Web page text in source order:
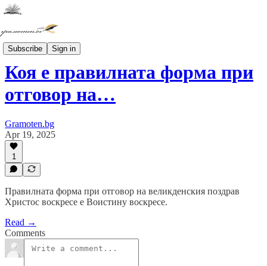
Subscribe Sign in
ПРАВОПИС
Коя е правилната форма при
отговор на…
Gramoten.bg
Apr 19, 2025
1
Правилната форма при отговор на великденския поздрав
Христос воскресе е Воистину воскресе.
Read →
Comments